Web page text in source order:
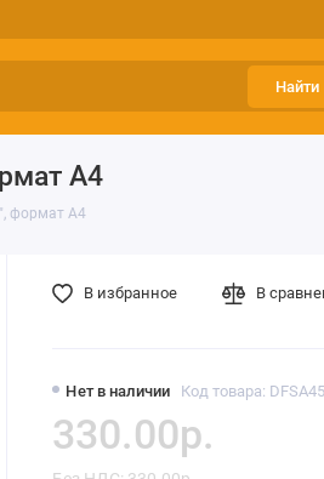
Найти
А4
формат А4
Нет в наличии Код товара:
330.00р.
В избранное В